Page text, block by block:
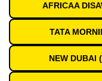
AFRICAA
TATA
NEW DUBAI